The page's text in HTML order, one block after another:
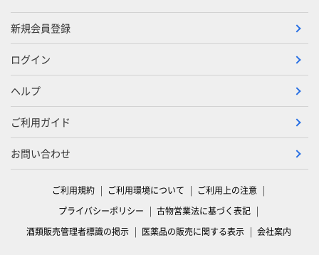
新規会員登録
ログイン
ヘルプ
ご利用ガイド
お問い合わせ
ご利用規約 ご利用環境について
ご利用上の注意
プライバシーポリシー
古物営業法に基づく表記
酒類販売管理者標識の掲示
医薬品の販売に関する表示 会社案内